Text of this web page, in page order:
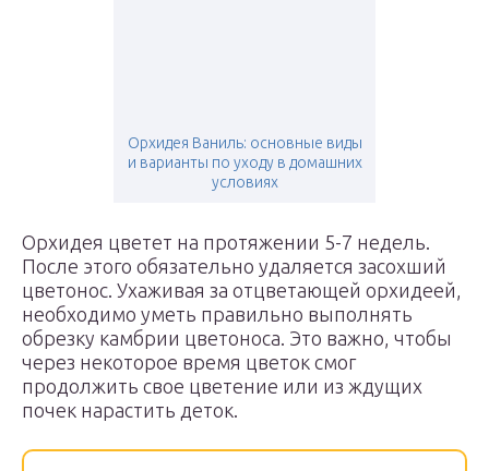
Орхидея Ваниль: основные виды
и варианты по уходу в домашних
условиях
Орхидея цветет на протяжении 5-7 недель.
После этого обязательно удаляется засохший
цветонос. Ухаживая за отцветающей орхидеей,
необходимо уметь правильно выполнять
обрезку камбрии цветоноса. Это важно, чтобы
через некоторое время цветок смог
продолжить свое цветение или из ждущих
почек нарастить деток.